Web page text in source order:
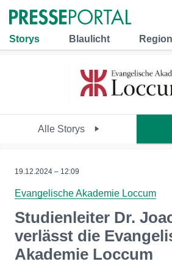
Storys Blaulicht
Alle Storys
19.12.2024 – 12:09
Evangelische Akademie Loccum
Studienleiter Dr.
verlässt die
Akademie Loccum